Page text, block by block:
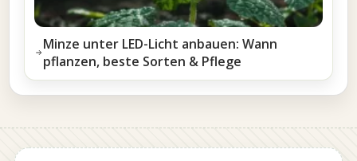
Minze unter LED-Licht anbauen: Wann
pflanzen, beste Sorten & Pflege